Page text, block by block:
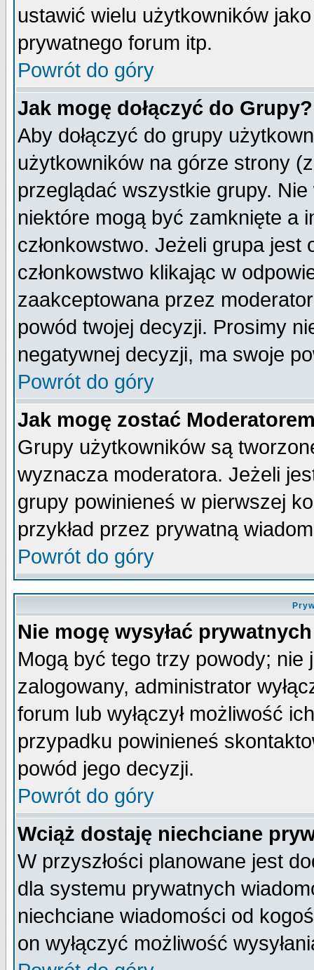
ustawić wielu użytkowników
prywatnego forum itp.
Powrót do góry
Jak mogę dołączyć do Grupy?
Aby dołączyć do grupy
użytkowników na górze strony
przeglądać wszystkie grupy.
niektóre mogą być zamknięte a
członkowstwo. Jeżeli grupa
członkowstwo klikając w
zaakceptowana przez
powód twojej decyzji. Prosimy
negatywnej decyzji, ma swoje
Powrót do góry
Jak mogę zostać
Grupy użytkowników są
wyznacza moderatora. Jeżeli
grupy powinieneś w pierwszej
przykład przez prywatną
Powrót do góry
Nie mogę wysyłać
Mogą być tego trzy powody;
zalogowany, administrator
forum lub wyłączył możliwość
przypadku powinieneś
powód jego decyzji.
Powrót do góry
Wciąż dostaję niechciane
W przyszłości planowane jest
dla systemu prywatnych
niechciane wiadomości od
on wyłączyć możliwość